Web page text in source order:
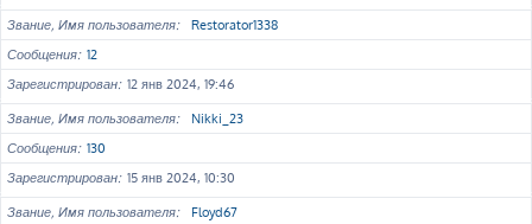
Звание, Имя пользователя
Restorator1338
Сообщения 12
Зарегистрирован 12 янв 2024, 19:46
Звание, Имя пользователя
Nikki_23
Сообщения 130
Зарегистрирован 15 янв 2024, 10:30
Звание, Имя пользователя
Floyd67